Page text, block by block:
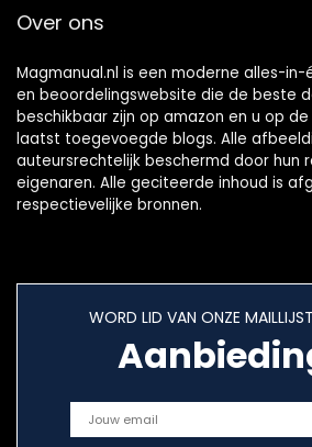
Over ons
Magmanual.nl is een moderne alles-in-
en beoordelingswebsite die de beste
beschikbaar zijn op amazon en u op
laatst toegevoegde blogs. Alle
auteursrechtelijk beschermd door hun
eigenaren. Alle geciteerde inhoud is
respectievelijke bronnen.
WORD LID VAN ONZE